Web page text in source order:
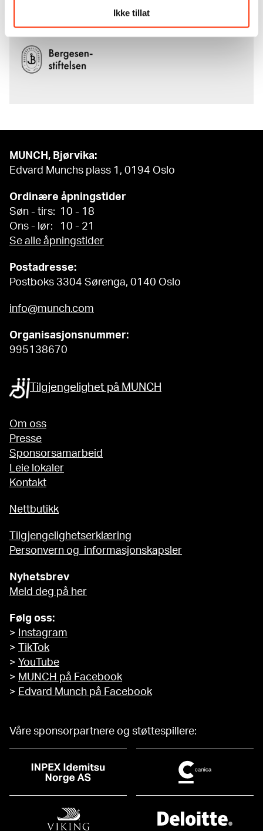
Ikke tillat
MUNCH, Bjørvika:
Edvard Munchs plass 1, 0194 Oslo
Ordinære åpningstider
Søn - tirs: 10 - 18
Ons - lør: 10 - 21
Se alle åpningstider
Postadresse:
Postboks 3304 Sørenga, 0140 Oslo
info@munch.com
Organisasjonsnummer:
995138670
Tilgjengelighet på MUNCH
Om oss
Presse
Sponsorsamarbeid
Leie lokaler
Kontakt
Nettbutikk
Tilgjengelighetserklæring
Personvern og informasjonskapsler
Nyhetsbrev
Meld deg på her
Følg oss:
>
Instagram
>
TikTok
> YouTube
> MUNCH på Facebook
> Edvard Munch på Facebook
Våre sponsorpartnere og støttespillere: